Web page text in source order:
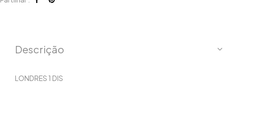
Descrição
LONDRES 1 DIS